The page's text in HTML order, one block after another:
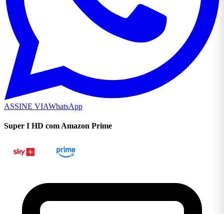
ASSINE VIAWhatsApp
Super I HD com Amazon Prime